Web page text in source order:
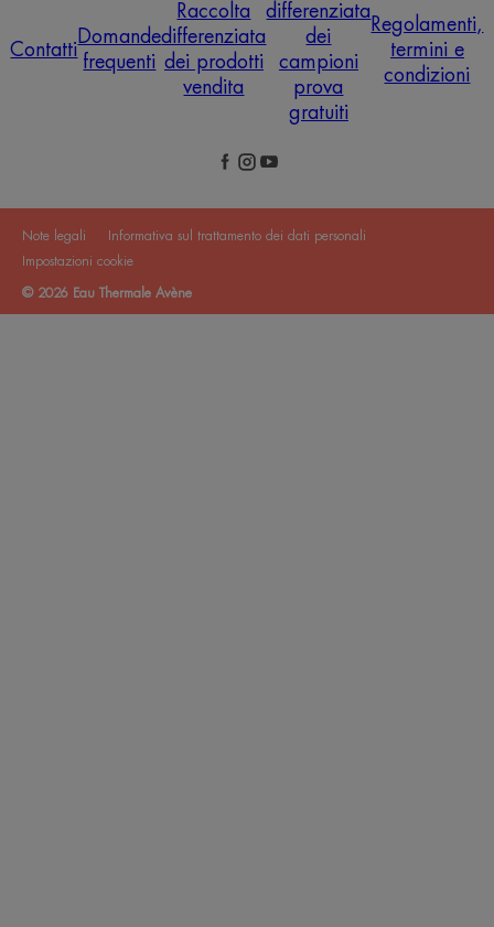
Contatti
Domande
frequenti
Raccolta
differenziata
dei prodotti
vendita
differenziata
dei
campioni
prova
gratuiti
Regolamenti,
termini e
condizioni
Note legali
Informativa sul trattamento dei dati personali
Impostazioni cookie
© 2026 Eau Thermale Avène